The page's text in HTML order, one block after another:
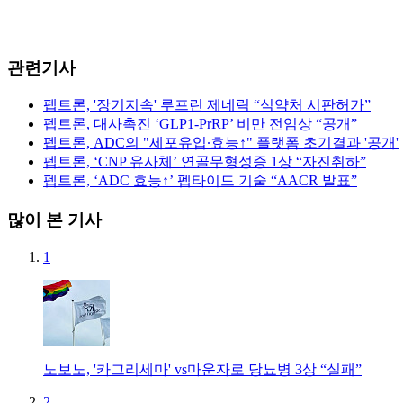
관련기사
펩트론, '장기지속' 루프린 제네릭 “식약처 시판허가”
펩트론, 대사촉진 ‘GLP1-PrRP’ 비만 전임상 “공개”
펩트론, ADC의 "세포유입∙효능↑" 플랫폼 초기결과 '공개'
펩트론, ‘CNP 유사체’ 연골무형성증 1상 “자진취하”
펩트론, ‘ADC 효능↑’ 펩타이드 기술 “AACR 발표”
많이 본 기사
1
노보노, '카그리세마' vs마운자로 당뇨병 3상 “실패”